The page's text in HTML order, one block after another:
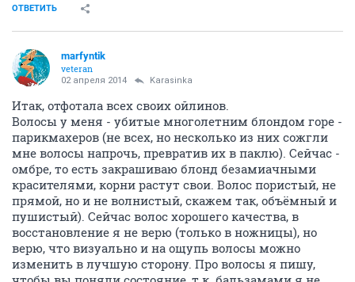
ОТВЕТИТЬ
marfyntik
veteran
02 апреля 2014 Karasinka
Итак, отфотала всех своих ойлинов.
Волосы у меня - убитые многолетним блондом горе -
парикмахеров (не всех, но несколько из них сожгли
мне волосы напрочь, превратив их в паклю). Сейчас -
омбре, то есть закрашиваю блонд безамиачными
красителями, корни растут свои. Волос пористый, не
прямой, но и не волнистый, скажем так, объёмный и
пушистый). Сейчас волос хорошего качества, в
восстановление я не верю (только в ножницы), но
верю, что визуально и на ощупь волосы можно
изменить в лучшую сторону. Про волосы я пишу,